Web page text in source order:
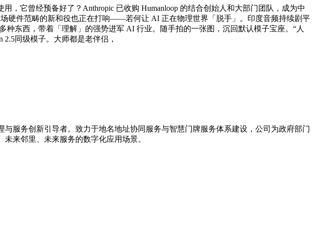
它曾经预备好了？Anthropic 已收购 Humanloop 的结合创始人和大部门团队，成为中
硬件范畴的新和役也正在打响——若何让 AI 正在物理世界「脱手」。印度音频持续剧平
种东西，带着「理解」的强势进军 AI 行业。随手拍的一张图，沉回默认模子宝座。“人
同级模子。大师都是老伴侣，
服务创新引导者。致力于地名地址协同服务与智慧门牌服务体系建设，公司为政府部门
来邻里、未来服务的数字化应用场景。